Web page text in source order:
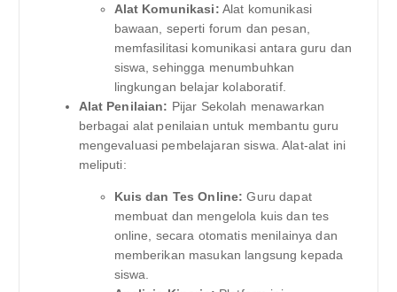
Alat Komunikasi: Alat komunikasi
bawaan, seperti forum dan pesan,
memfasilitasi komunikasi antara guru dan
siswa, sehingga menumbuhkan
lingkungan belajar kolaboratif.
Alat Penilaian: Pijar Sekolah menawarkan
berbagai alat penilaian untuk membantu guru
mengevaluasi pembelajaran siswa. Alat-alat ini
meliputi:
Kuis dan Tes Online: Guru dapat
membuat dan mengelola kuis dan tes
online, secara otomatis menilainya dan
memberikan masukan langsung kepada
siswa.